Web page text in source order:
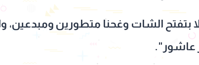
بتفتح الشات وغحنا متطورين ومبدعين،
عاشور".